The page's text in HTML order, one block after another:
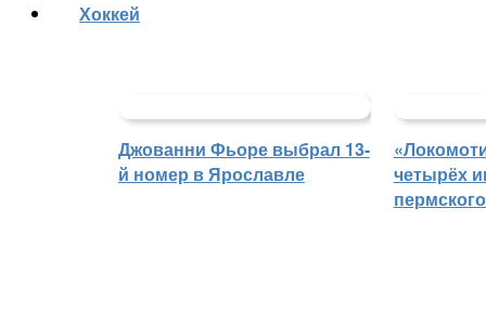
Хоккей
Джованни Фьоре выбрал 13-
й номер в Ярославле
четырёх